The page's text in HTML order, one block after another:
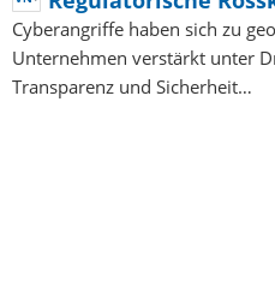
Cyberangriffe haben sich zu
Unternehmen verstärkt unter
Transparenz und Sicherheit…